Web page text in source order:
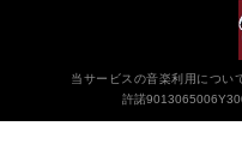
当サービスの音楽利用につい
許諾